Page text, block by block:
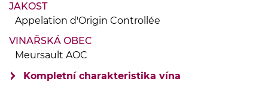
JAKOST
Appelation d'Origin Controllée
VINAŘSKÁ OBEC
Meursault AOC
Kompletní charakteristika vína